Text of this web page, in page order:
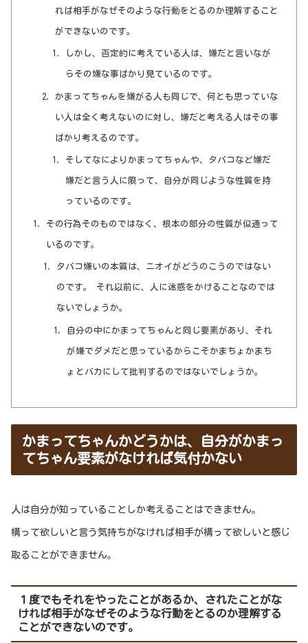
れば相手がなぜそのような行動をとるのか理解すること
ができないのです。
しかし、否定的に考えている人は、嫌だと言いなが
らその嫌な事ばかり見ているのです。
かまってちゃんを嫌がる人も同じで、何とも思っていな
い人は全く考えないのに対し、嫌だと考える人はその事
ばかり考えるのです。
そしてなによりかまってちゃんや、タバコなど嫌だ
嫌だと言う人に限って、自分が同じような性質を持
っているのです。
その行為そのものではなく、根本の部分の性質が似通って
いるのです。
タバコ嫌いの本質は、ニオイがどうのこうのではない
のです。 それ以前に、人に迷惑をかけることなのでは
ないでしょうか。
自分の中にかまってちゃんと同じ要素があり、それ
が嫌でダメだと思っているからこそかまちょかまち
ょとバカにして批判するのではないでしょうか。
かまってちゃんかどうかは、自分がかまっ
てちゃん要素がなければ気付かない
人は自分が知っていることしか考えることはできません。
構って欲しいと言う気持ちがなければ相手が構って欲しいと感じ
取ることができません。
１度でもそれをやったことがあるか、されたことがな
ければ相手がなぜそのような行動をとるのか理解する
ことができないのです。